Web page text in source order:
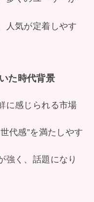
人気が定着しやす
た時代背景
に感じられる市場
代感”を満たしやす
強く、話題になり